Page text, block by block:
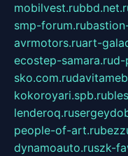
mobilvest.ru
smp-forum.ru
avrmotors.ruart-
ecostep-samara.rud-
sko.com.ru
kokoroyari.spb.ru
lenderoq.ru
people-of-art.ru
dynamoauto.ruszk-